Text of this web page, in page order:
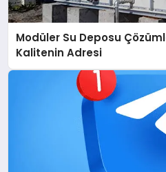
Modüler Su Deposu
Kalitenin Adresi